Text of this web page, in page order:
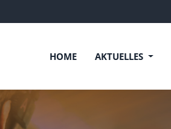
HOME AKTUELLES